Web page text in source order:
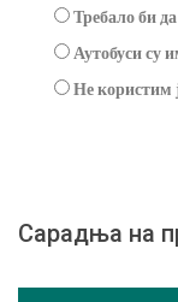
Требало би
Аутобуси су
Не користим
Сарадња на